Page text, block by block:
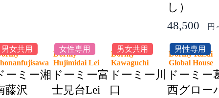
し）
48,500
円
男女共用
ーミー湘
藤沢
女性専用
Dormy
Hujimidai Lei
ドーミー富
士見台Lei
男女共用
Dormy
Kawaguchi
ドーミー川
口
男性専用
Dormy Kasai
Global
ドーミー
西グロー